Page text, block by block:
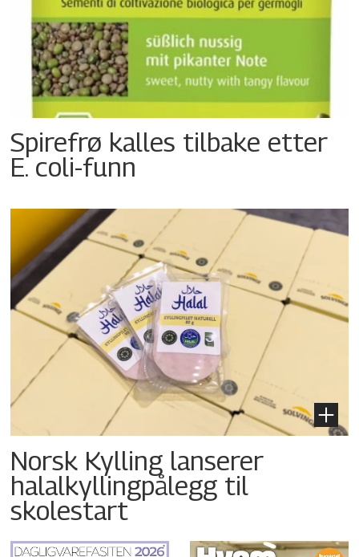
Spirefrø kalles tilbake etter
E. coli-funn
Norsk Kylling lanserer
halalkyllingpålegg til
skolestart